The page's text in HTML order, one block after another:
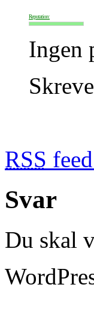
Reputation:
Ingen
RSS
Svar
Du skal